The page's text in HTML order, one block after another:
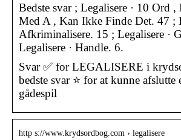
Bedste svar ; Legalisere · 10 Ord ,
Med A , Kan Ikke Finde Det. 47 ;
Afkriminalisere. 15 ; Legalisere ·
Legalisere · Handle. 6.
Svar ✅ for LEGALISERE i
bedste svar ⭐ for at kunne afslutte
gådespil
http s://www.krydsordbog.com › legalisere